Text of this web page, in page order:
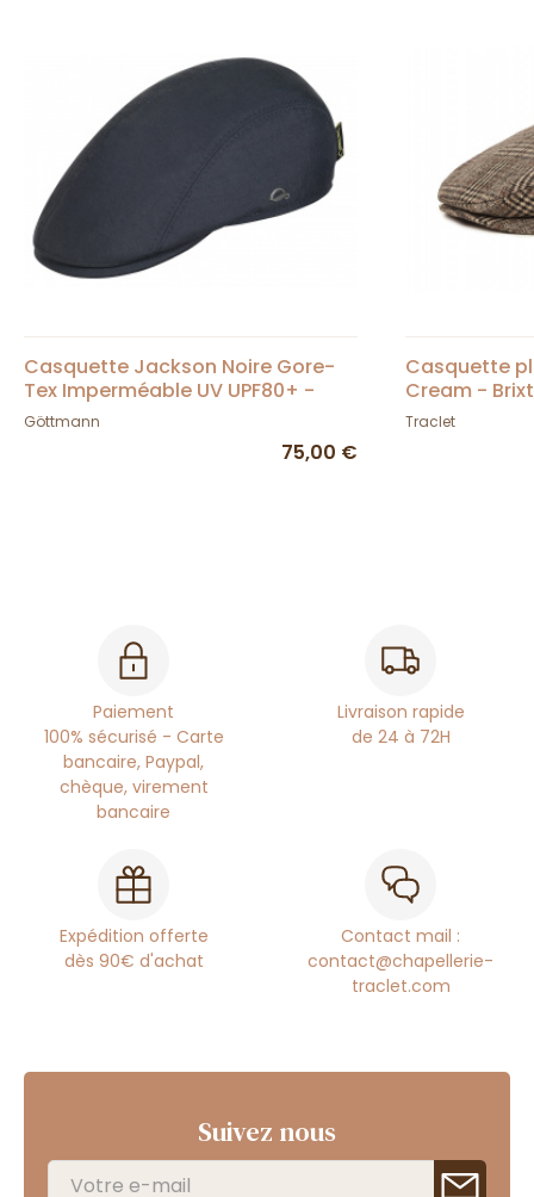
Casquette Jackson Noire Gore-
Tex Imperméable UV UPF80+ -
Göttmann
Göttmann
75,00 €
Casquette
Cream -
Traclet
Paiement
100% sécurisé - Carte
bancaire, Paypal,
chèque, virement
bancaire
Livraison rapide
de 24 à 72H
Expédition offerte
dès 90€ d'achat
Contact mail :
contact@chapellerie-
traclet.com
Suivez nous